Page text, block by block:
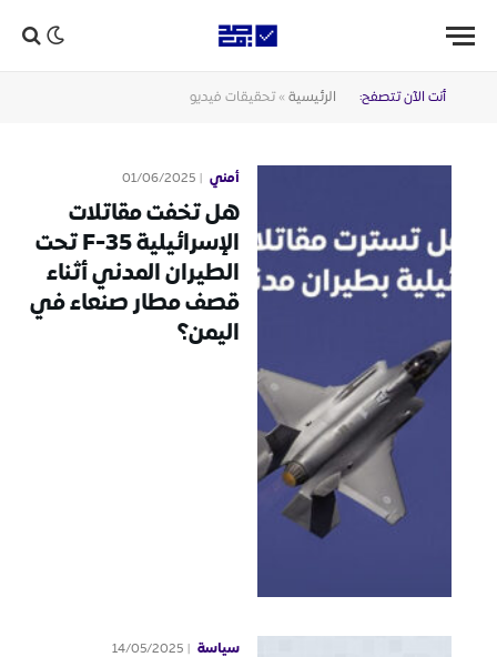
أنت الآن تتصفح: الرئيسية »تحقيقات فيديو
أمني 01/06/2025
هل تخفت مقاتلات
الإسرائيلية F-35 تحت
الطيران المدني أثناء
قصف مطار صنعاء في
اليمن؟
سياسة 14/05/2025